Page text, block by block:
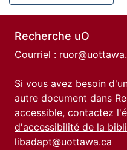
Recherche uO
Courriel :
Si vous avez besoin
autre document dans
accessible, contactez
d'accessibilité de la
libadapt@uottawa.ca